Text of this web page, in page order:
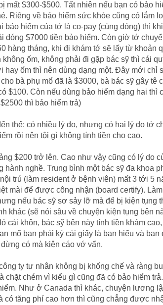
mất $300-$500. Tất nhiên nếu bạn có bảo
Riêng về bảo hiểm sức khỏe cũng có lắm
bảo hiểm của tớ là co-pay (cùng đóng) thì
đóng $7000 tiền bảo hiểm. Còn giờ tớ
hàng tháng, khi đi khám tớ sẽ lấy từ khoản
ốm, không phải đi gặp bác sỹ thì cái
hay ốm thì nên dùng dạng một. Đây mới
bà phụ mổ đã là $3000, bà bác sỹ gây
$100. Còn nếu dùng bảo hiểm dạng hai
thì bảo hiểm trả)
thế: có nhiều lý do, nhưng có hai lý do tớ
rồi nên tội gì không tính tiền cho cao.
$200 trở lên. Cao như vậy cũng có lý do
hành nghề. Trung bình một bác sỹ đa khoa
trú (làm resident ở bệnh viên) mất 3 tới 5
mài để được công nhận (board certify).
nếu bác sỹ sơ sảy lỡ mà để bị kiện tụng
khác (sẽ nói sâu về chuyện kiện tụng bên
cái khôn, bác sỹ bên này tính tiền khám
mổ bạn phải ký cái giấy là bạn hiểu và
có mà kiện cáo vớ vẩn.
ty tư nhân không bị khống chế và ràng
chặt chém vì kiểu gì cũng đã có bảo hiểm
Như ở Canada thì khác, chuyện lương
có tăng phí cao hơn thì cũng chẳng được